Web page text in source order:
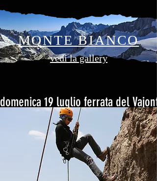
MONTE BIANCO
vedi la gallery